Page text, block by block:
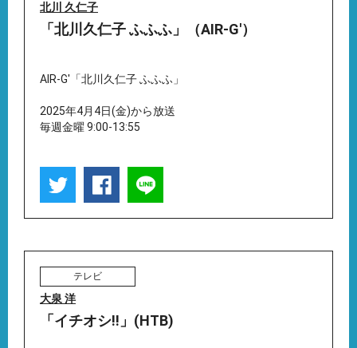
北川 久仁子
「北川久仁子 ふふふ」（AIR-G'）
AIR-G'「北川久仁子 ふふふ」
2025年4月4日(金)から放送
毎週金曜 9:00-13:55
テレビ
大泉 洋
「イチオシ!!」(HTB)